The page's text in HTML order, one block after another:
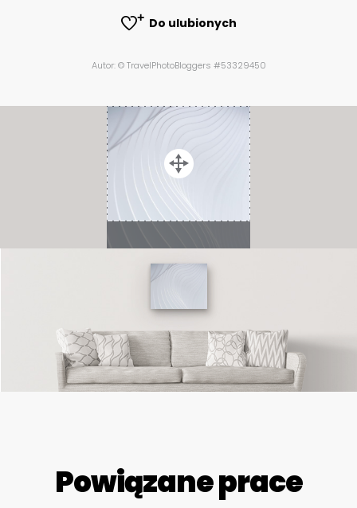
Do ulubionych
Autor: © TravelPhotoBloggers #53329450
Powiązane prace